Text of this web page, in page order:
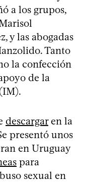
a los grupos,
y las abogadas
Tanto
la confección
de la
descargaren la
presentó unos
en Uruguay
para
sexual en